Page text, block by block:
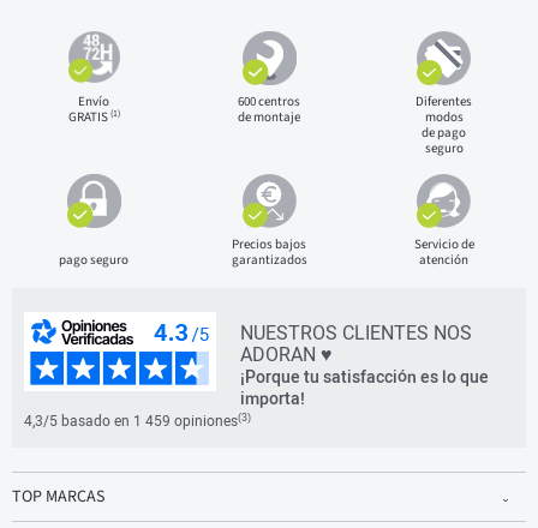
Envío
GRATIS(1)
600 centros
de montaje
Diferentes
modos
de pago
seguro
pago seguro
Precios bajos
garantizados
Servicio de
atención
NUESTROS CLIENTES NOS
ADORAN ♥
¡Porque tu satisfacción es lo que
importa!
4,3/5 basado en 1 459 opiniones(3)
TOP MARCAS